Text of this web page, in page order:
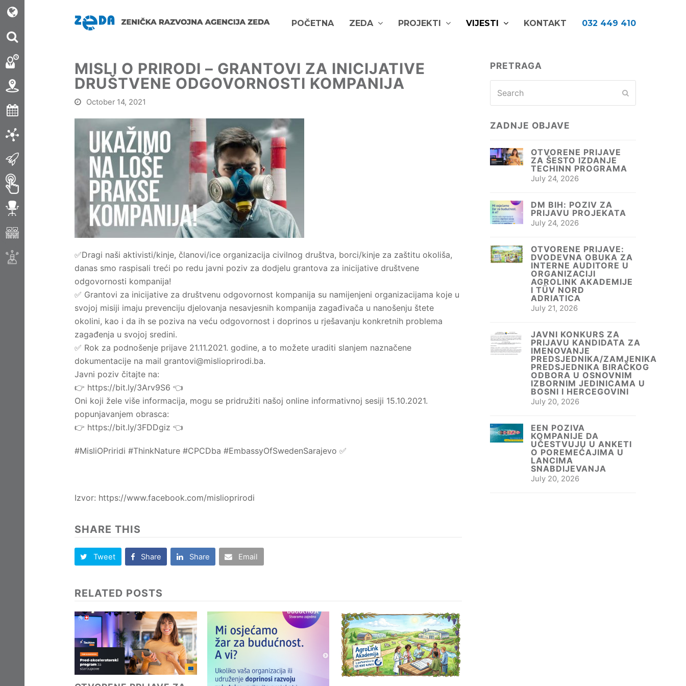
POČETNA ZEDA PROJEKTI VIJESTI KONTAKT 032 449 410
MISLI O PRIRODI – GRANTOVI ZA INICIJATIVE
DRUŠTVENE ODGOVORNOSTI KOMPANIJA
October 14, 2021
✅Dragi naši aktivisti/kinje, članovi/ice organizacija civilnog društva, borci/kinje za zaštitu okoliša,
danas smo raspisali treći po redu javni poziv za dodjelu grantova za inicijative društvene
odgovornosti kompanija!
✅ Grantovi za inicijative za društvenu odgovornost kompanija su namijenjeni organizacijama koje u
svojoj misiji imaju prevenciju djelovanja nesavjesnih kompanija zagađivača u nanošenju štete
okolini, kao i da ih se poziva na veću odgovornost i doprinos u rješavanju konkretnih problema
zagađenja u svojoj sredini.
✅ Rok za podnošenje prijave 21.11.2021. godine, a to možete uraditi slanjem naznačene
dokumentacije na mail grantovi@mislioprirodi.ba.
Javni poziv čitajte na:
👉 https://bit.ly/3Arv9S6 👈
Oni koji žele više informacija, mogu se pridružiti našoj online informativnoj sesiji 15.10.2021.
popunjavanjem obrasca:
👉 https://bit.ly/3FDDgiz 👈
#MisliOPriridi #ThinkNature #CPCDba #EmbassyOfSwedenSarajevo ✅
Izvor: https://www.facebook.com/mislioprirodi
SHARE THIS
Tweet Share Share Email
RELATED POSTS
PRETRAGA
ZADNJE OBJAVE
OTVORENE PRIJAVE
ZA ŠESTO IZDANJE
TECHINN PROGRAMA
July 24, 2026
DM BIH: POZIV ZA
PRIJAVU PROJEKATA
July 24, 2026
OTVORENE PRIJAVE:
DVODEVNA OBUKA ZA
INTERNE AUDITORE U
ORGANIZACIJI
AGROLINK AKADEMIJE
I TÜV NORD
ADRIATICA
July 21, 2026
JAVNI KONKURS ZA
PRIJAVU KANDIDATA ZA
IMENOVANJE
PREDSJEDNIKA/ZAMJENIKA
PREDSJEDNIKA BIRAČKOG
ODBORA U OSNOVNIM
IZBORNIM JEDINICAMA U
BOSNI I HERCEGOVINI
July 20, 2026
EEN POZIVA
KOMPANIJE DA
UČESTVUJU U ANKETI
O POREMEĆAJIMA U
LANCIMA
SNABDIJEVANJA
July 20, 2026